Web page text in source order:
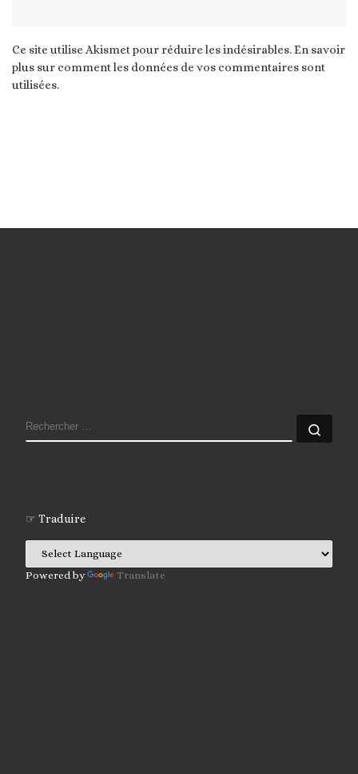
Ce site utilise Akismet pour réduire les indésirables.En savoir
plus sur comment les données de vos commentaires sont
utilisées.
RECHERCHER
☞ Traduire
Powered by Translate